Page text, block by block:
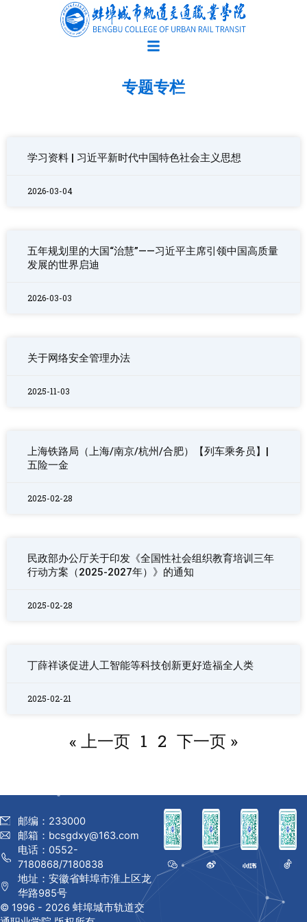
专题专栏
学习资料 | 习近平新时代中国特色社会主义思想
2026-03-04
五年规划里的大国“治慧”——习近平主席引领中国高质量
发展的世界启迪
2026-03-03
关于网络安全管理办法
2025-11-03
上海铁路局（上海/南京/杭州/合肥）【列车乘务员】|
五险一金
2025-02-28
民政部办公厅关于印发《全国性社会组织教育培训三年
行动方案（2025-2027年）》的通知
2025-02-28
丁薛祥谈促进人工智能等科技创新更好造福全人类
2025-02-21
« 上一页 1 2 下一页 »
邮编：233000
邮箱：bcsgdxy@163.com
电话：0552-
7180868/7180838
地址：安徽省蚌埠市淮上区龙
华路985号
© 1996 - 2026 蚌埠城市轨道交